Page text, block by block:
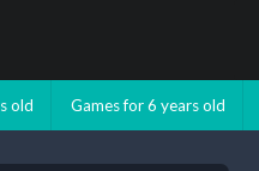
old Games for 6 years old